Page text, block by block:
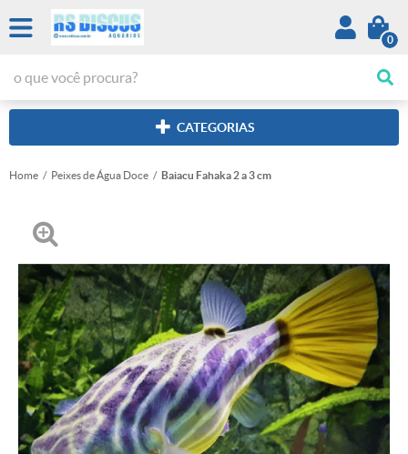
0
CATEGORIAS
Home Peixes de Água Doce Baiacu Fahaka 2 a 3 cm